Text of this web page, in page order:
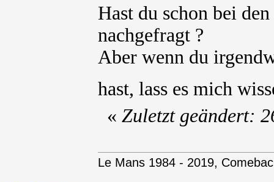
Hast du schon bei
nachgefragt ?
Aber wenn du
hast, lass es mich
« Zuletzt geändert:
Le Mans 1984 - 2019,